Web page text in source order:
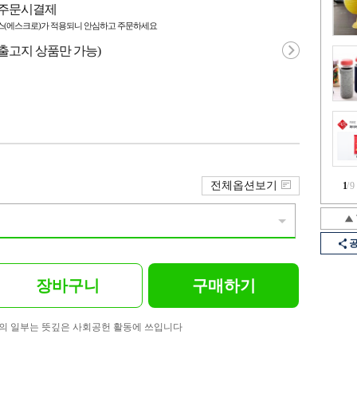
1/9
문시결제
에스크로)가 적용되니 안심하고 주문하세요
고지 상품만 가능)
전체옵션보기
장바구니 구매하기
일부는 뜻깊은 사회공헌 활동에 쓰입니다